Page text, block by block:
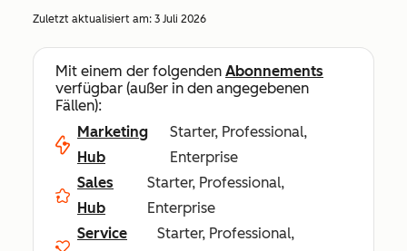
Zuletzt aktualisiert am: 3 Juli 2026
Mit einem der folgenden Abonnements
verfügbar (außer in den angegebenen
Fällen):
Marketing
Hub
Starter, Professional,
Enterprise
Sales
Hub
Starter, Professional,
Enterprise
Service
Starter, Professional,